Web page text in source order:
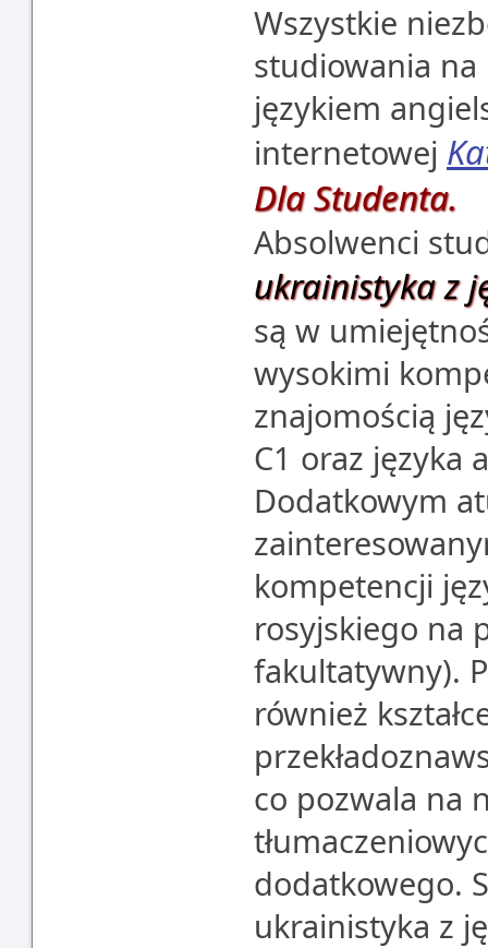
Wszystkie
studiowania
językiem
internetowej
Dla Studenta.
Absolwenci
ukrainistyka z
są w
wysokimi
znajomością
C1 oraz języka
Dodatkowym
kompetencji
rosyjskiego na
fakultatywny).
również
co pozwala na
dodatkowego.
ukrainistyka z